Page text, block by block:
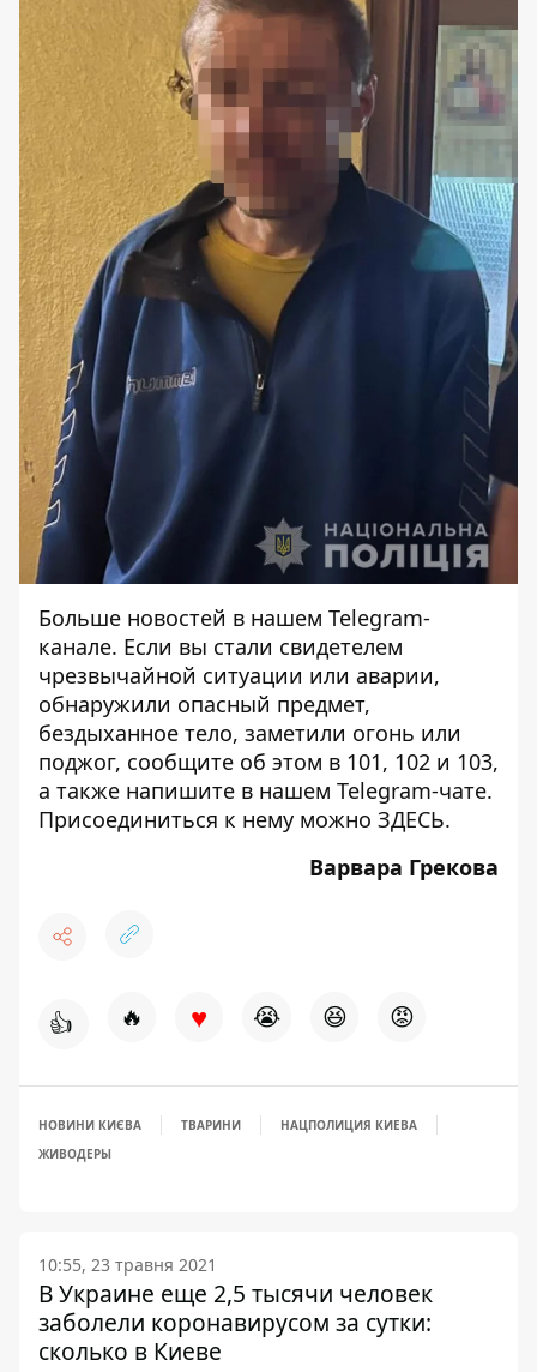
Больше новостей в нашем Telegram-
канале. Если вы стали свидетелем
чрезвычайной ситуации или аварии,
обнаружили опасный предмет,
бездыханное тело, заметили огонь или
поджог, сообщите об этом в 101, 102 и 103,
а также напишите в нашем Telegram-чате.
Присоединиться к нему можно ЗДЕСЬ.
Варвара Грекова
👍 🔥 ♥ 😭 😆 😡
НОВИНИ КИЄВА ТВАРИНИ
НАЦПОЛИЦИЯ КИЕВА
ЖИВОДЕРЫ
10:55, 23 травня 2021
В Украине еще 2,5 тысячи человек
заболели коронавирусом за сутки:
сколько в Киеве